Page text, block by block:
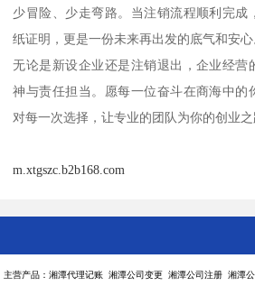
少冒险、少走弯路。当注销流程顺利完成
纸证明，更是一份未来再出发的底气和安心
无论是新设企业还是注销退出，企业经营
神与责任担当。愿每一位奋斗在商海中的
对每一次选择，让专业的团队为你的创业之
m.xtgszc.b2b168.com
主营产品：湘潭代理记账 湘潭公司变更 湘潭公司注册 湘潭